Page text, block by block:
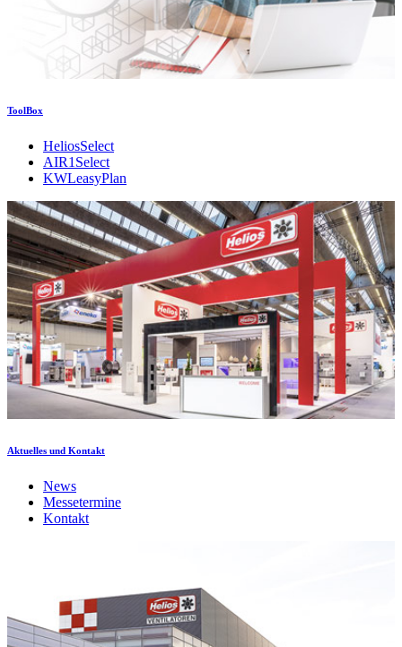
ToolBox
HeliosSelect
AIR1Select
KWLeasyPlan
Aktuelles und Kontakt
News
Messetermine
Kontakt